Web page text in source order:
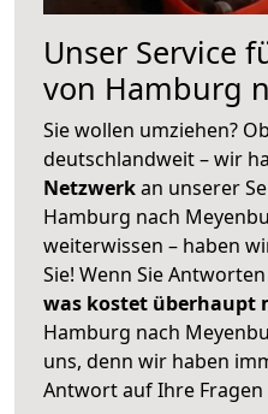
Unser Service
von Hamburg
Sie wollen umziehen?
deutschlandweit – wir
Netzwerkan unserer
Hamburg nach
weiterwissen – haben
Sie! Wenn Sie
was kostet überhaupt
Hamburg nach
uns, denn wir haben
Antwort auf Ihre Fragen